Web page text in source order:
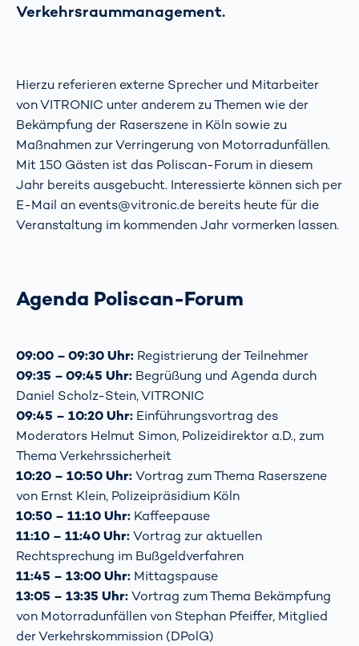
Verkehrsraummanagement.
Hierzu referieren externe Sprecher und Mitarbeiter
von VITRONIC unter anderem zu Themen wie der
Bekämpfung der Raserszene in Köln sowie zu
Maßnahmen zur Verringerung von Motorradunfällen.
Mit 150 Gästen ist das Poliscan-Forum in diesem
Jahr bereits ausgebucht. Interessierte können sich per
E-Mail an events@vitronic.de bereits heute für die
Veranstaltung im kommenden Jahr vormerken lassen.
Agenda Poliscan-Forum
09:00 – 09:30 Uhr: Registrierung der Teilnehmer
09:35 – 09:45 Uhr: Begrüßung und Agenda durch
Daniel Scholz-Stein, VITRONIC
09:45 – 10:20 Uhr: Einführungsvortrag des
Moderators Helmut Simon, Polizeidirektor a.D., zum
Thema Verkehrssicherheit
10:20 – 10:50 Uhr:Vortrag zum Thema Raserszene
von Ernst Klein, Polizeipräsidium Köln
10:50 – 11:10 Uhr: Kaffeepause
11:10 – 11:40 Uhr:Vortrag zur aktuellen
Rechtsprechung im Bußgeldverfahren
11:45 – 13:00 Uhr: Mittagspause
13:05 – 13:35 Uhr:Vortrag zum Thema Bekämpfung
von Motorradunfällen von Stephan Pfeiffer, Mitglied
der Verkehrskommission (DPolG)